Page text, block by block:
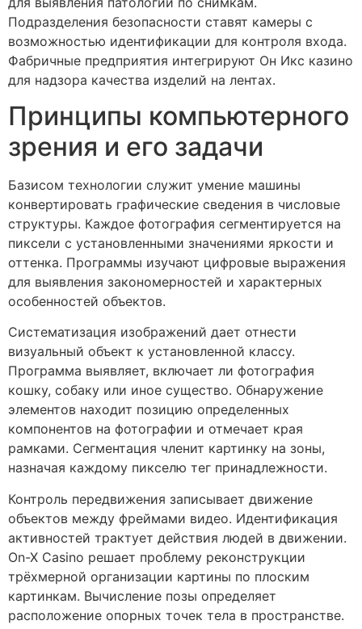
Подразделения безопасности ставят камеры с
возможностью идентификации для контроля входа.
Фабричные предприятия интегрируют Он Икс казино
для надзора качества изделий на лентах.
Принципы компьютерного
зрения и его задачи
Базисом технологии служит умение машины
конвертировать графические сведения в числовые
структуры. Каждое фотография сегментируется на
пиксели с установленными значениями яркости и
оттенка. Программы изучают цифровые выражения
для выявления закономерностей и характерных
особенностей объектов.
Систематизация изображений дает отнести
визуальный объект к установленной классу.
Программа выявляет, включает ли фотография
кошку, собаку или иное существо. Обнаружение
элементов находит позицию определенных
компонентов на фотографии и отмечает края
рамками. Сегментация членит картинку на зоны,
назначая каждому пикселю тег принадлежности.
Контроль передвижения записывает движение
объектов между фреймами видео. Идентификация
активностей трактует действия людей в движении.
On-X Casino решает проблему реконструкции
трёхмерной организации картины по плоским
картинкам. Вычисление позы определяет
расположение опорных точек тела в пространстве.